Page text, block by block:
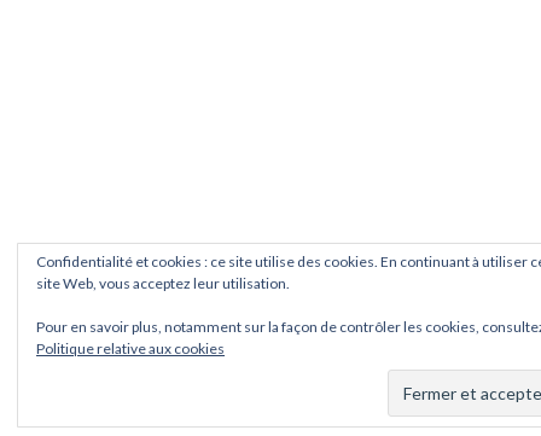
Confidentialité et cookies : ce site utilise des cookies. En continuant à utiliser
site Web, vous acceptez leur utilisation.
Pour en savoir plus, notamment sur la façon de contrôler les cookies,
Politique relative aux cookies